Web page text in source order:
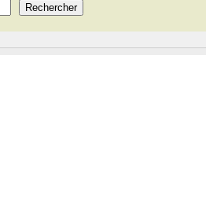
Rechercher